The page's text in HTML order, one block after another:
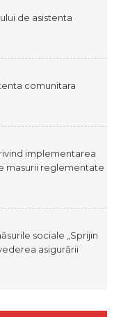
de asistenta
comunitara
implementarea
masurii reglementate
sociale „Sprijin
asigurării